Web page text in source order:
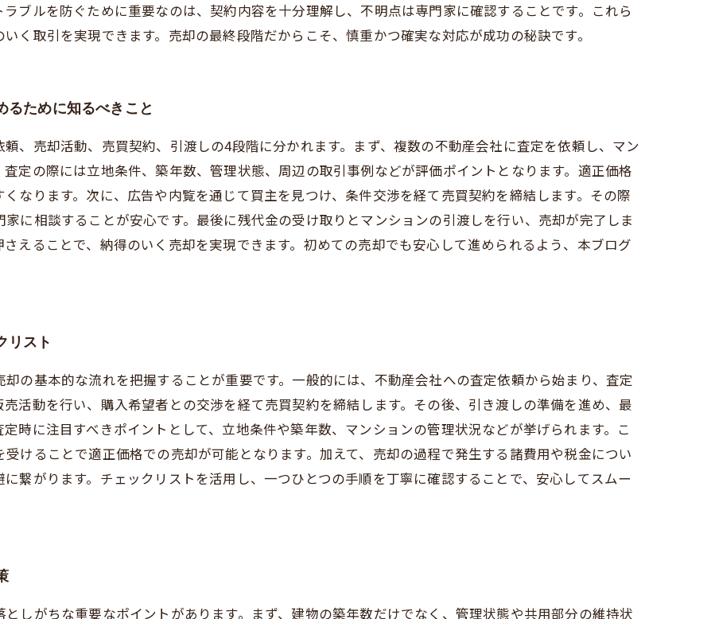
ブルを防ぐために重要なのは、契約内容を十分理解し、不明点は専門家に確認することです。これら
く取引を実現できます。売却の最終段階だからこそ、慎重かつ確実な対応が成功の秘訣です。
るために知るべきこと
、売却活動、売買契約、引渡しの4段階に分かれます。まず、複数の不動産会社に査定を依頼し、マン
定の際には立地条件、築年数、管理状態、周辺の取引事例などが評価ポイントとなります。適正価格
なります。次に、広告や内覧を通じて買主を見つけ、条件交渉を経て売買契約を締結します。その際
に相談することが安心です。最後に残代金の受け取りとマンションの引渡しを行い、売却が完了しま
えることで、納得のいく売却を実現できます。初めての売却でも安心して進められるよう、本ブログ
リスト
の基本的な流れを把握することが重要です。一般的には、不動産会社への査定依頼から始まり、査定
活動を行い、購入希望者との交渉を経て売買契約を締結します。その後、引き渡しの準備を進め、最
時に注目すべきポイントとして、立地条件や築年数、マンションの管理状況などが挙げられます。こ
けることで適正価格での売却が可能となります。加えて、売却の過程で発生する諸費用や税金につい
繋がります。チェックリストを活用し、一つひとつの手順を丁寧に確認することで、安心してスムー
しがちな重要なポイントがあります。まず、建物の築年数だけでなく、管理状態や共用部分の維持状